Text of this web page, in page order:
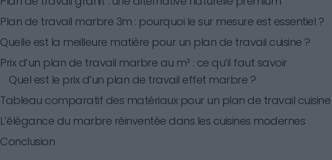
Plan de travail marbre 3m : pourquoi le sur mesure est essentiel ?
Quelle est la meilleure matière pour un plan de travail cuisine ?
Prix d’un plan de travail marbre au m² : ce qu’il faut savoir
Quel est le prix d’un plan de travail effet marbre ?
Tableau comparatif des matériaux pour un plan de travail cuisine
L’élégance du marbre réinventée dans les cuisines modernes
Conclusion